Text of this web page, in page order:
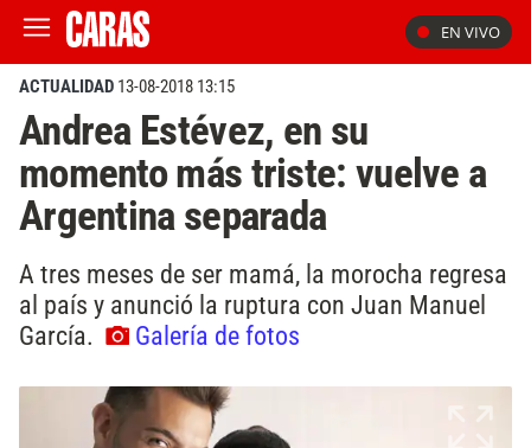
EN VIVO
ACTUALIDAD 13-08-2018 13:15
Andrea Estévez, en su
momento más triste: vuelve a
Argentina separada
A tres meses de ser mamá, la morocha regresa
al país y anunció la ruptura con Juan Manuel
García.
Galería de fotos